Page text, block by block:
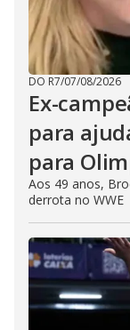
DO R7/07/08/2026
Ex-
para
para
Aos 49 anos,
derrota no WWE